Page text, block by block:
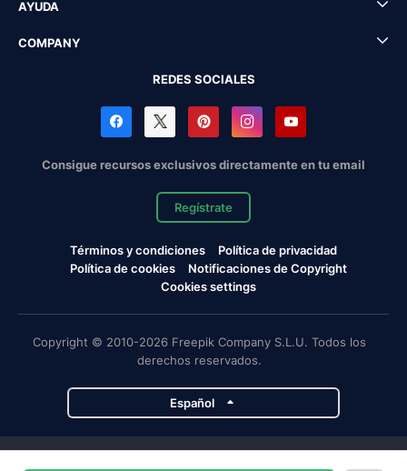
AYUDA
COMPANY
REDES SOCIALES
Consigue recursos exclusivos directamente en tu email
Regístrate
Términos y condiciones
Política de privacidad
Política de cookies
Notificaciones de Copyright
Cookies settings
Copyright © 2010-2026 Freepik Company S.L.U. Todos los
derechos reservados.
Español